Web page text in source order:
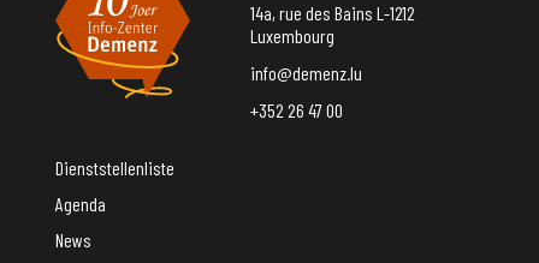
14a, rue des Bains L-1212
Luxembourg
info@demenz.lu
+352 26 47 00
Dienststellenliste
Agenda
News